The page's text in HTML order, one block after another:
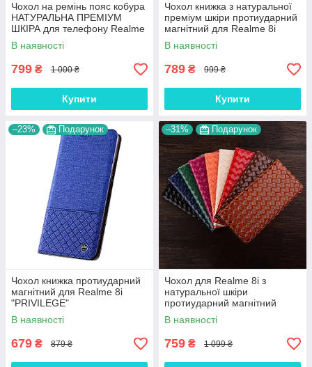
Чохол на ремінь пояс кобура
НАТУРАЛЬНА ПРЕМІУМ
ШКІРА для телефону Realme
8i "FLOTAR"
В наявності
799 ₴ 1 000 ₴
Купити
Чохол книжка з натуральної
преміум шкіри протиударний
магнітний для Realme 8i
"CROCODILE"
В наявності
789 ₴ 999 ₴
Купити
–23% Подарунок
Чохол книжка протиударний
магнітний для Realme 8i
"PRIVILEGE"
В наявності
679 ₴ 879 ₴
–31% Подарунок
Чохол для Realme 8i з
натуральної шкіри
протиударний магнітний
книжка з підставкою
"VENETTA"
В наявності
759 ₴ 1 099 ₴